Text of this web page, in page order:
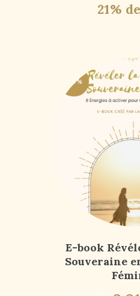
21%
-50%
E-book
Souveraine